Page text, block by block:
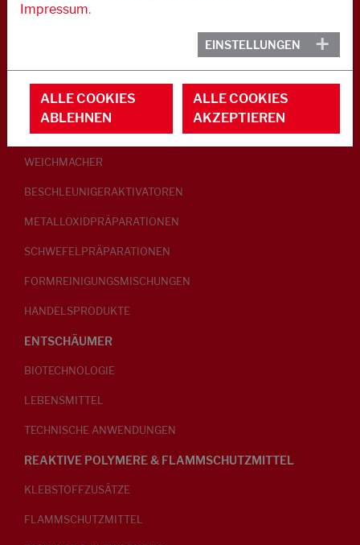
GLEITMITTEL
PEPTISATOREN
KLEBRIGMACHER / HOMOGENISATOREN
WEICHMACHER
BESCHLEUNIGERAKTIVATOREN
METALLOXIDPRÄPARATIONEN
SCHWEFELPRÄPARATIONEN
FORMREINIGUNGSMISCHUNGEN
HANDELSPRODUKTE
ENTSCHÄUMER
BIOTECHNOLOGIE
LEBENSMITTEL
TECHNISCHE ANWENDUNGEN
REAKTIVE POLYMERE & FLAMMSCHUTZMITTEL
KLEBSTOFFZUSÄTZE
FLAMMSCHUTZMITTEL
Impressum.
EINSTELLUNGEN
ALLE COOKIES
ABLEHNEN
ALLE COOKIES
AKZEPTIEREN